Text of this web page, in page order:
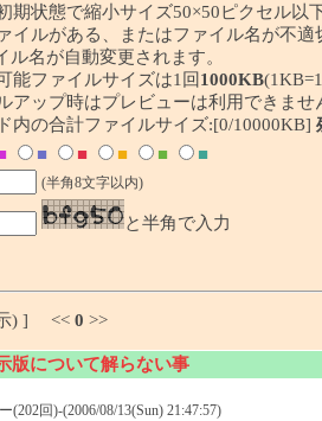
期状態で縮小サイズ50×50ピクセル以
イルがある、またはファイル名が不適
名が自動変更されます。
能ファイルサイズは1回 1000KB
アップ時はプレビューは利用できませ
内の合計ファイルサイズ:[0/10000KB]
■ ■ ■ ■
■
(半角8文字以内)
と半角で入力
示) ] << 0 >>
版について解らない事
(202回)-(2006/08/13(Sun) 21:47:57)